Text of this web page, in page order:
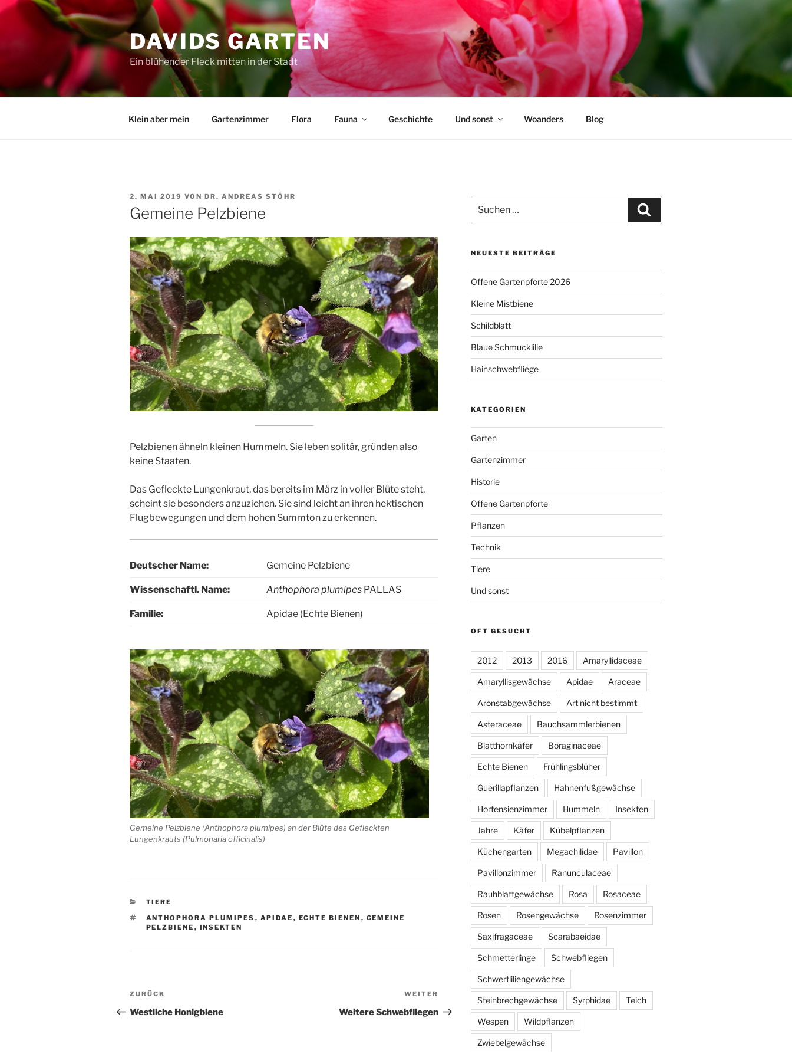
Zum
DAVIDS GARTEN
Ein blühender Fleck mitten in der Stadt
Klein aber mein Gartenzimmer Flora Fauna Geschichte Und sonst Woanders Blog
VERÖFFENTLICHT
AM
2. MAI 2019 VON DR. ANDREAS STÖHR
Gemeine Pelzbiene
Pelzbienen ähneln kleinen Hummeln. Sie leben solitär, gründen also
keine Staaten.
Das Gefleckte Lungenkraut, das bereits im März in voller Blüte steht,
scheint sie besonders anzuziehen. Sie sind leicht an ihren hektischen
Flugbewegungen und dem hohen Summton zu erkennen.
Deutscher Name: Gemeine Pelzbiene
Wissenschaftl. Name: Anthophora plumipes PALLAS
Familie: Apidae (Echte Bienen)
Gemeine Pelzbiene (Anthophora plumipes) an der Blüte des Gefleckten
Lungenkrauts (Pulmonaria officinalis)
KATEGORIEN
TIERE
SCHLAGWÖRTER
ANTHOPHORA PLUMIPES , APIDAE , ECHTE BIENEN , GEMEINE
PELZBIENE , INSEKTEN
Beitragsnavigation
Vorheriger
Beitrag
ZURÜCK
Westliche Honigbiene
Nächster
Beitrag
WEITER
Weitere Schwebfliegen
nach:
NEUESTE BEITRÄGE
Offene Gartenpforte 2026
Kleine Mistbiene
Schildblatt
Blaue Schmucklilie
Hainschwebfliege
KATEGORIEN
Garten
Gartenzimmer
Historie
Offene Gartenpforte
Pflanzen
Technik
Tiere
Und sonst
OFT GESUCHT
2012 2013 2016 Amaryllidaceae
Amaryllisgewächse Apidae Araceae
Aronstabgewächse Art nicht bestimmt
Asteraceae Bauchsammlerbienen
Blatthornkäfer Boraginaceae
Echte Bienen Frühlingsblüher
Guerillapflanzen Hahnenfußgewächse
Hortensienzimmer Hummeln Insekten
Jahre Käfer Kübelpflanzen
Küchengarten Megachilidae Pavillon
Pavillonzimmer Ranunculaceae
Rauhblattgewächse Rosa Rosaceae
Rosen Rosengewächse Rosenzimmer
Saxifragaceae Scarabaeidae
Schmetterlinge Schwebfliegen
Schwertliliengewächse
Steinbrechgewächse Syrphidae Teich
Wespen Wildpflanzen
Zwiebelgewächse